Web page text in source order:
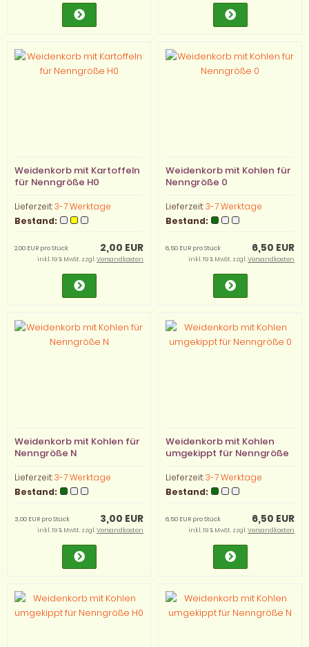
Weidenkorb mit Kartoffeln
für Nenngröße H0
Lieferzeit:3-7 Werktage
Bestand:
2,00 EUR
2,00 EUR pro Stück
inkl. 19 % MwSt. zzgl.Versandkosten
Weidenkorb mit Kohlen für
Nenngröße 0
Lieferzeit:3-7 Werktage
Bestand:
6,50 EUR
6,50 EUR pro Stück
inkl. 19 % MwSt. zzgl.Versandkosten
Weidenkorb mit Kohlen für
Nenngröße N
Lieferzeit:3-7 Werktage
Bestand:
3,00 EUR
3,00 EUR pro Stück
inkl. 19 % MwSt. zzgl.Versandkosten
Weidenkorb mit Kohlen
umgekippt für Nenngröße
Lieferzeit:3-7 Werktage
Bestand:
6,50 EUR
6,50 EUR pro Stück
inkl. 19 % MwSt. zzgl.Versandkosten